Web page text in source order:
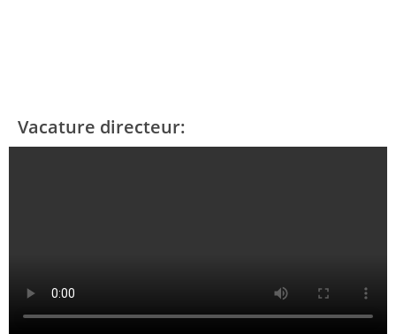
Vacature directeur: